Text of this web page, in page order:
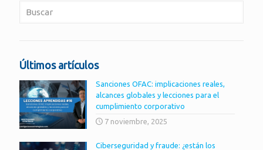
Últimos artículos
Sanciones OFAC: implicaciones reales,
alcances globales y lecciones para el
cumplimiento corporativo
7 noviembre, 2025
Ciberseguridad y fraude: ¿están los